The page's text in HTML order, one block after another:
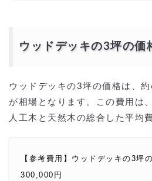
ウッドデッキの3坪の価
ウッドデッキの3坪の価格は、
が相場となります。この費用は
人工木と天然木の総合した平均
【参考費用】ウッドデッキの3坪
300,000円